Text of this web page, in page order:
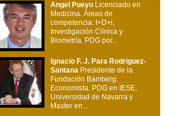
Angel Pueyo Licenciado en
Medicina. Áreas de
competencia: I+D+i,
Investigación Clínica y
Biometría. PDG por...
Ignacio F. J. Para Rodriguez-
Santana Presidente de la
Fundación Bamberg.
Economista. PDG en IESE,
Universidad de Navarra y
Master en...